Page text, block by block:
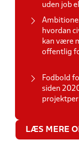
uden job
hvordan
kan være
offentlig
Fodbold
siden
LÆS MERE